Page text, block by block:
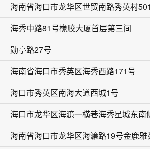
海南省海口市龙华区世贸南路秀英村
海秀中路81号橡胶大厦首层第三间
勋亭路27号
海南省海口市秀英区海秀西路171号
海口市秀英区南海大道西城1号
海口市龙华区海濂一横巷海秀星城东南
海南省海口市龙华区海濂路19号金鹿雅